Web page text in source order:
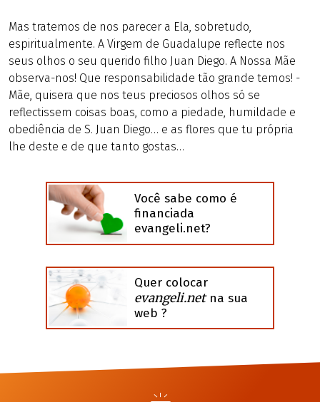
Mas tratemos de nos parecer a Ela, sobretudo,
espiritualmente. A Virgem de Guadalupe reflecte nos
seus olhos o seu querido filho Juan Diego. A Nossa Mãe
observa-nos! Que responsabilidade tão grande temos! -
Mãe, quisera que nos teus preciosos olhos só se
reflectissem coisas boas, como a piedade, humildade e
obediência de S. Juan Diego… e as flores que tu própria
lhe deste e de que tanto gostas…
Você sabe como é
financiada
evangeli.net?
Quer colocar
evangeli.netna sua
web ?